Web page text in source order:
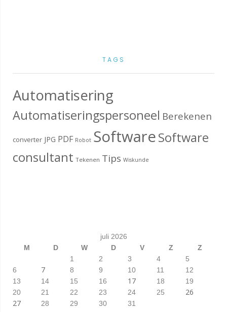
TAGS
Automatisering
Automatiseringspersoneel Berekenen
converter JPG PDF Robot SoftwareSoftware
consultant Tekenen Tips Wiskunde
juli 2026
M
D W D V Z
Z
1
2 3 4
5
6
7 8 9 10 11
12
13
14 15 16 17 18
19
20
21 22 23 24 25
26
27
28 29 30 31